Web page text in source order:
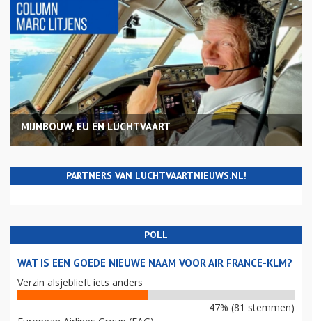
MIJNBOUW, EU EN LUCHTVAART
PARTNERS VAN LUCHTVAARTNIEUWS.NL!
POLL
WAT IS EEN GOEDE NIEUWE NAAM VOOR AIR FRANCE-KLM?
Verzin alsjeblieft iets anders
47% (81 stemmen)